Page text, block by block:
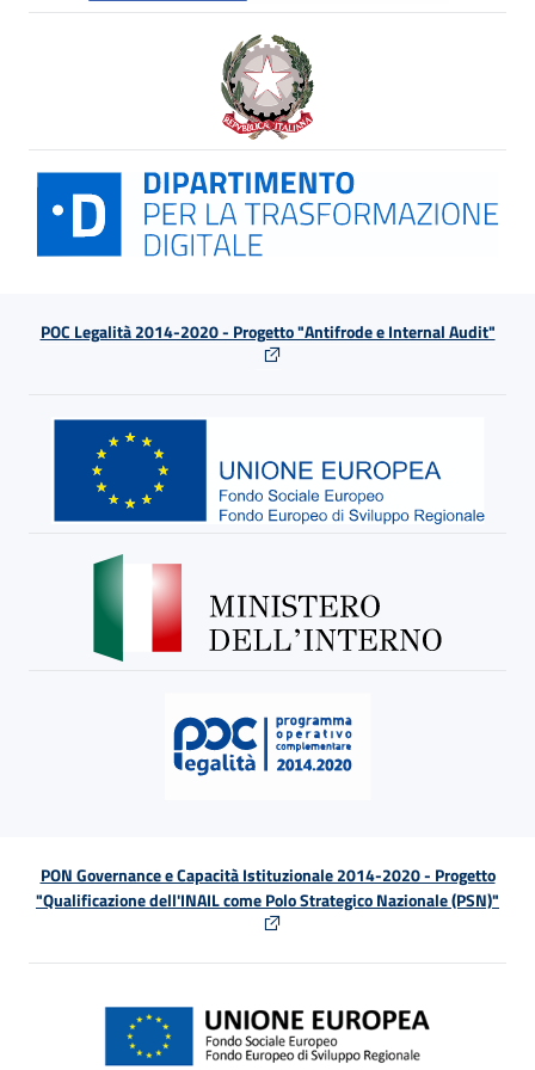
POC Legalità 2014-2020 - Progetto "Antifrode e Internal Audit"
PON Governance e Capacità Istituzionale 2014-2020 - Progetto
"Qualificazione dell'INAIL come Polo Strategico Nazionale (PSN)"